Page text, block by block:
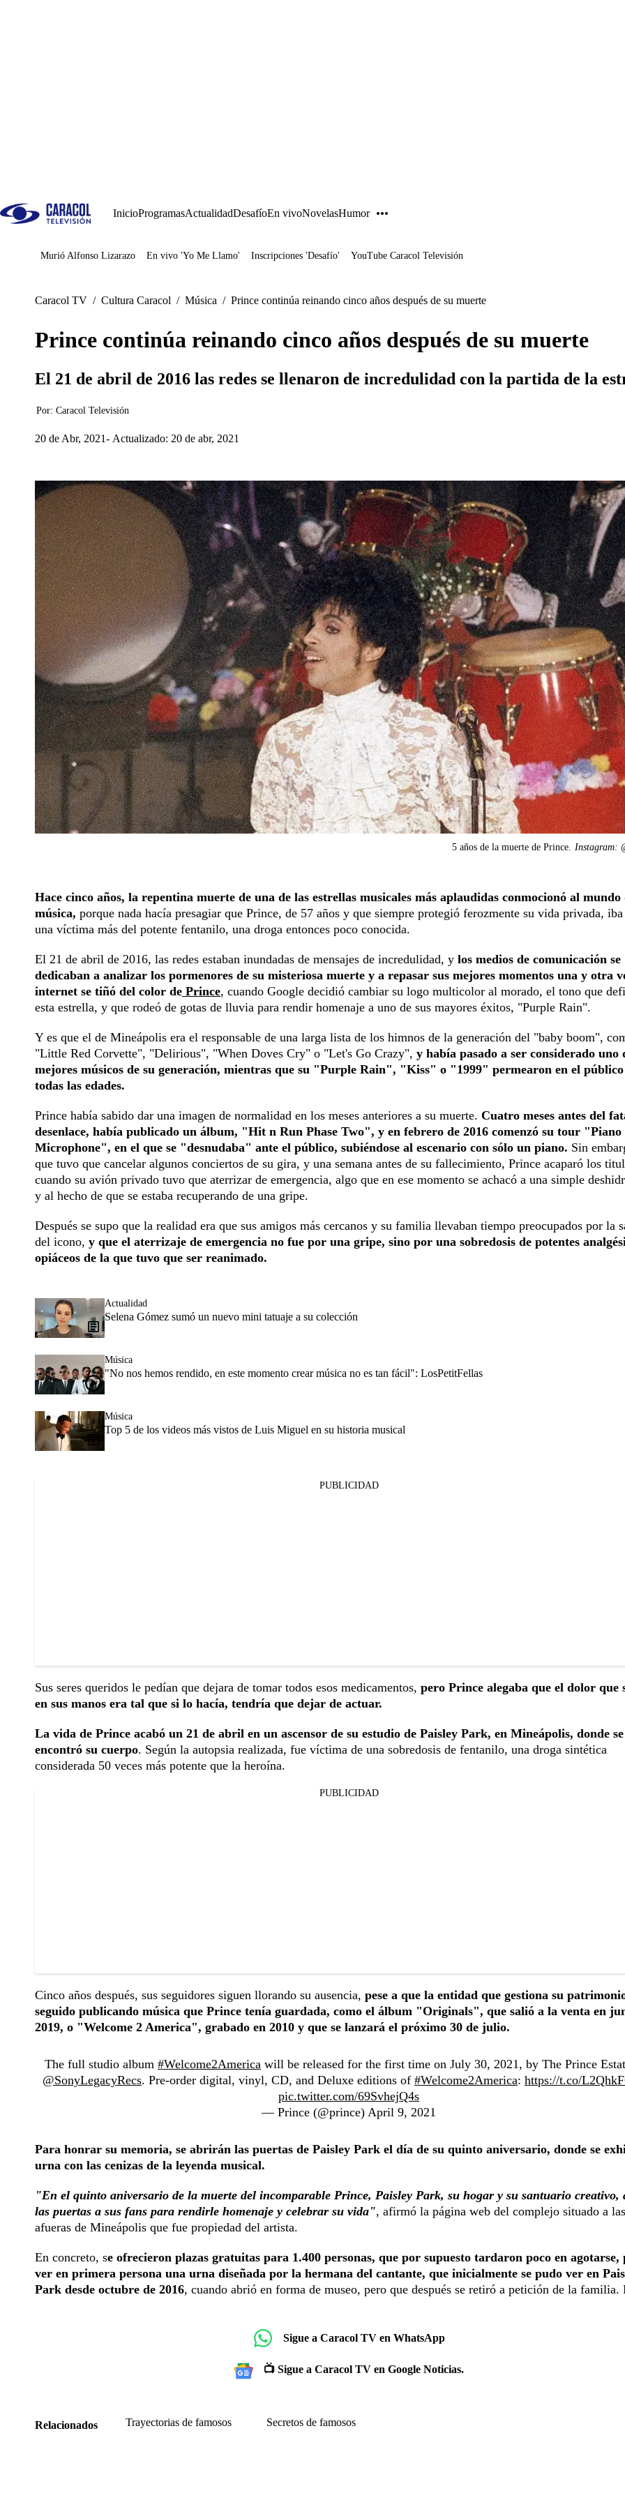
InicioProgramasActualidadDesafíoEn vivoNovelasHumor
Juegos
Murió Alfonso Lizarazo En vivo 'Yo Me Llamo' Inscripciones 'Desafío' YouTube Caracol Televisión
Caracol TV / Cultura Caracol / Música / Prince continúa reinando cinco años después de su muerte
Prince continúa reinando cinco años después de su muerte
El 21 de abril de 2016 las redes se llenaron de incredulidad con la partida de la
Por: Caracol Televisión
20 de Abr, 2021 Actualizado: 20 de abr, 2021
5 años de la muerte de Prince. Instagram:
Hace cinco años, la repentina muerte de una de las estrellas musicales más aplaudidas conmocionó al mundo
música, porque nada hacía presagiar que Prince, de 57 años y que siempre protegió ferozmente su vida privada, iba
una víctima más del potente fentanilo, una droga entonces poco conocida.
El 21 de abril de 2016, las redes estaban inundadas de mensajes de incredulidad, y los medios de comunicación se
dedicaban a analizar los pormenores de su misteriosa muerte y a repasar sus mejores momentos una y otra
internet se tiñó del color de Prince, cuando Google decidió cambiar su logo multicolor al morado, el tono que
esta estrella, y que rodeó de gotas de lluvia para rendir homenaje a uno de sus mayores éxitos, "Purple Rain".
Y es que el de Mineápolis era el responsable de una larga lista de los himnos de la generación del "baby boom",
"Little Red Corvette", "Delirious", "When Doves Cry" o "Let's Go Crazy", y había pasado a ser considerado uno
mejores músicos de su generación, mientras que su "Purple Rain", "Kiss" o "1999" permearon en el público
todas las edades.
Prince había sabido dar una imagen de normalidad en los meses anteriores a su muerte. Cuatro meses antes del
desenlace, había publicado un álbum, "Hit n Run Phase Two", y en febrero de 2016 comenzó su tour
Microphone", en el que se "desnudaba" ante el público, subiéndose al escenario con sólo un piano. Sin
que tuvo que cancelar algunos conciertos de su gira, y una semana antes de su fallecimiento, Prince acaparó los
cuando su avión privado tuvo que aterrizar de emergencia, algo que en ese momento se achacó a una simple
y al hecho de que se estaba recuperando de una gripe.
Después se supo que la realidad era que sus amigos más cercanos y su familia llevaban tiempo preocupados por la
del icono, y que el aterrizaje de emergencia no fue por una gripe, sino por una sobredosis de potentes
opiáceos de la que tuvo que ser reanimado.
Actualidad
Selena Gómez sumó un nuevo mini tatuaje a su colección
Música
"No nos hemos rendido, en este momento crear música no es tan fácil": LosPetitFellas
Música
Top 5 de los videos más vistos de Luis Miguel en su historia musical
PUBLICIDAD
Sus seres queridos le pedían que dejara de tomar todos esos medicamentos, pero Prince alegaba que el dolor que
en sus manos era tal que si lo hacía, tendría que dejar de actuar.
La vida de Prince acabó un 21 de abril en un ascensor de su estudio de Paisley Park, en Mineápolis, donde se
encontró su cuerpo. Según la autopsia realizada, fue víctima de una sobredosis de fentanilo, una droga sintética
considerada 50 veces más potente que la heroína.
PUBLICIDAD
Cinco años después, sus seguidores siguen llorando su ausencia, pese a que la entidad que gestiona su
seguido publicando música que Prince tenía guardada, como el álbum "Originals", que salió a la venta en
2019, o "Welcome 2 America", grabado en 2010 y que se lanzará el próximo 30 de julio.
The full studio album #Welcome2America will be released for the first time on July 30, 2021, by The Prince
@SonyLegacyRecs. Pre-order digital, vinyl, CD, and Deluxe editions of #Welcome2America: https://t.co/
pic.twitter.com/69SvhejQ4s
— Prince (@prince) April 9, 2021
Para honrar su memoria, se abrirán las puertas de Paisley Park el día de su quinto aniversario, donde se
urna con las cenizas de la leyenda musical.
"En el quinto aniversario de la muerte del incomparable Prince, Paisley Park, su hogar y su santuario creativo,
las puertas a sus fans para rendirle homenaje y celebrar su vida", afirmó la página web del complejo situado a las
afueras de Mineápolis que fue propiedad del artista.
En concreto, se ofrecieron plazas gratuitas para 1.400 personas, que por supuesto tardaron poco en agotarse,
ver en primera persona una urna diseñada por la hermana del cantante, que inicialmente se pudo ver en
Park desde octubre de 2016, cuando abrió en forma de museo, pero que después se retiró a petición de la familia.
Sigue a Caracol TV en WhatsApp
📺 Sigue a Caracol TV en Google Noticias.
Relacionados Trayectorias de famosos Secretos de famosos